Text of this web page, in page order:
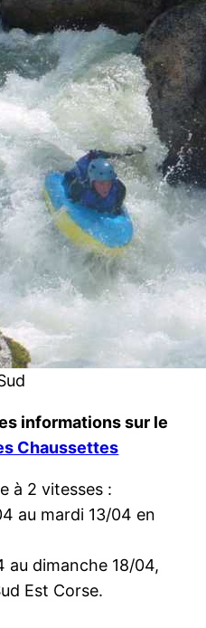
informations sur le
Chaussettes
à 2 vitesses :
au mardi 13/04 en
au dimanche 18/04,
Est Corse.